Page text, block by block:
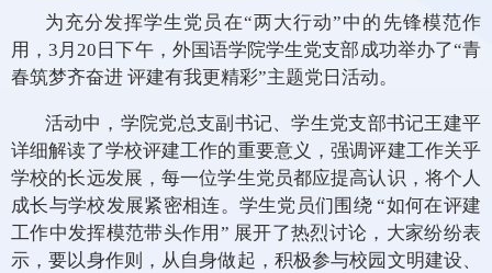
为充分发挥学生党员在“两大行动”中的先锋模范作
用，3月20日下午，外国语学院学生党支部成功举办了“青
春筑梦齐奋进 评建有我更精彩”主题党日活动。
活动中，学院党总支副书记、学生党支部书记王建平
详细解读了学校评建工作的重要意义，强调评建工作关乎
学校的长远发展，每一位学生党员都应提高认识，将个人
成长与学校发展紧密相连。学生党员们围绕 “如何在评建
工作中发挥模范带头作用” 展开了热烈讨论，大家纷纷表
示，要以身作则，从自身做起，积极参与校园文明建设、